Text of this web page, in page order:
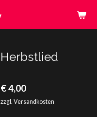
Herbstlied
€ 4,00
zzgl. Versandkosten